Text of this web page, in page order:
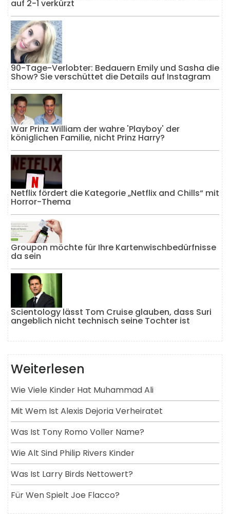
auf 2-1 verkürzt
90-Tage-Verlobter: Bedauern Emily und Sasha die
Show? Sie verschüttet die Details auf Instagram
War Prinz William der wahre 'Playboy' der
königlichen Familie, nicht Prinz Harry?
Netflix fördert die Kategorie „Netflix and Chills“ mit
Horror-Thema
Groupon möchte für Ihre Kartenwischbedürfnisse
da sein
Scientology lässt Tom Cruise glauben, dass Suri
angeblich nicht technisch seine Tochter ist
Weiterlesen
Wie Viele Kinder Hat Muhammad Ali
Mit Wem Ist Alexis Dejoria Verheiratet
Was Ist Tony Romo Voller Name?
Wie Alt Sind Philip Rivers Kinder
Was Ist Larry Birds Nettowert?
Für Wen Spielt Joe Flacco?